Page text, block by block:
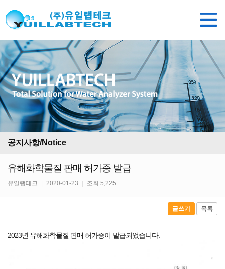
공지사항/Notice
유해화학물질 판매 허가증 발급
유일랩테크 2020-01-23 조회 5,225
글쓰기 목록
2023년 유해화학물질 판매 허가증이 발급되었습니다.